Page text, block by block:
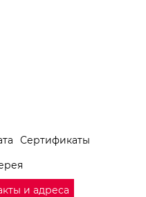
Сертификаты
и адреса